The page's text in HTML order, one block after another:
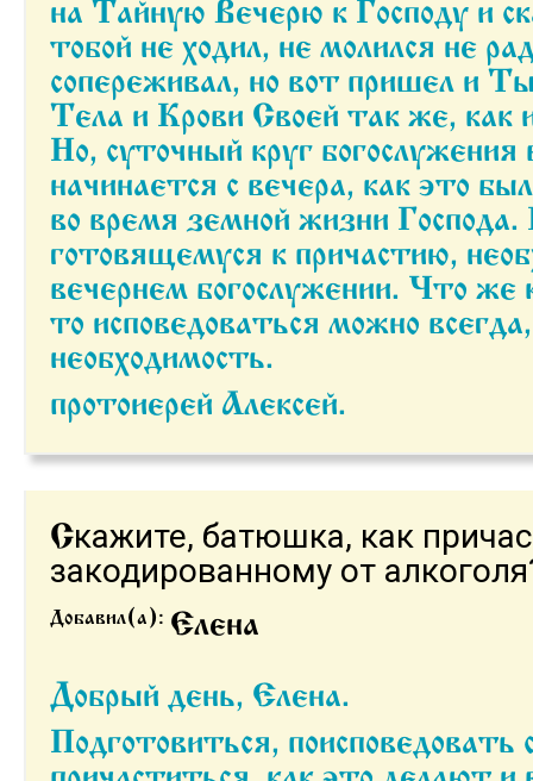
на Тайную Вечерю к Господу и
тобой не ходил, не молился не
сопереживал, но вот пришел и
Тела и Крови Своей так же, как
Но, суточный круг богослужения
начинается с вечера, как это
во время земной жизни Господа.
готовящемуся к причастию,
вечернем богослужении. Что же
то исповедоваться можно
необходимость.
протоиерей Алексей.
Скажите, батюшка, как
закодированному от
Добавил(а): Елена
Добрый день, Елена.
Подготовиться, поисповедовать
причаститься, как это делают и